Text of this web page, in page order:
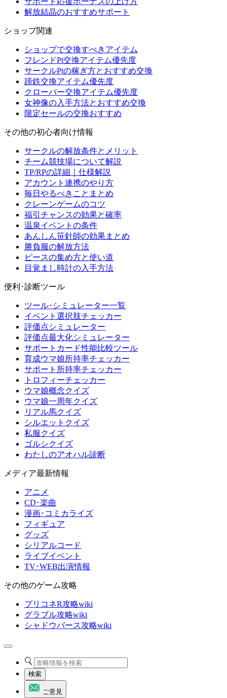
解放結晶のおすすめサポート
ショップ関連
ショップで交換すべきアイテム
フレンドPt交換アイテム優先度
サークルPtの稼ぎ方とおすすめ交換
蹄鉄交換アイテム優先度
クローバー交換アイテム優先度
女神像の入手方法とおすすめ交換
限定セールの交換おすすめ
その他の初心者向け情報
サークルの解放条件とメリット
チーム競技場について解説
TP/RPの詳細｜仕様解説
アカウント連携のやり方
毎日やるべきことまとめ
クレーンゲームのコツ
福引チャンスの効果と確率
温泉イベントの条件
あんしん笹針師の効果まとめ
勝負服の解放方法
ピースの集め方と使い道
目覚まし時計の入手方法
便利･診断ツール
ツール･シミュレーター一覧
イベント選択肢チェッカー
評価点シミュレーター
評価点最大化シミュレーター
サポートカード性能比較ツール
育成ウマ娘所持率チェッカー
サポート所持率チェッカー
トロフィーチェッカー
ウマ娘概念クイズ
ウマ娘一周年クイズ
リアル馬クイズ
シルエットクイズ
私服クイズ
ゴルシクイズ
わたしのアオハル診断
メディア最新情報
アニメ
CD･楽曲
漫画･コミカライズ
フィギュア
グッズ
シリアルコード
ライブイベント
TV･WEB出演情報
その他のゲーム攻略
プリコネR攻略wiki
グラブル攻略wiki
シャドウバース攻略wiki
検索
ご意見